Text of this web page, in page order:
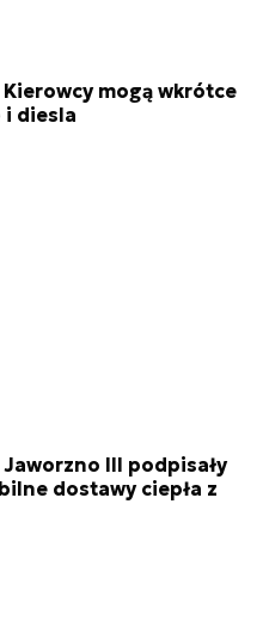
mogą wkrótce
i diesla
III podpisały
dostawy ciepła z